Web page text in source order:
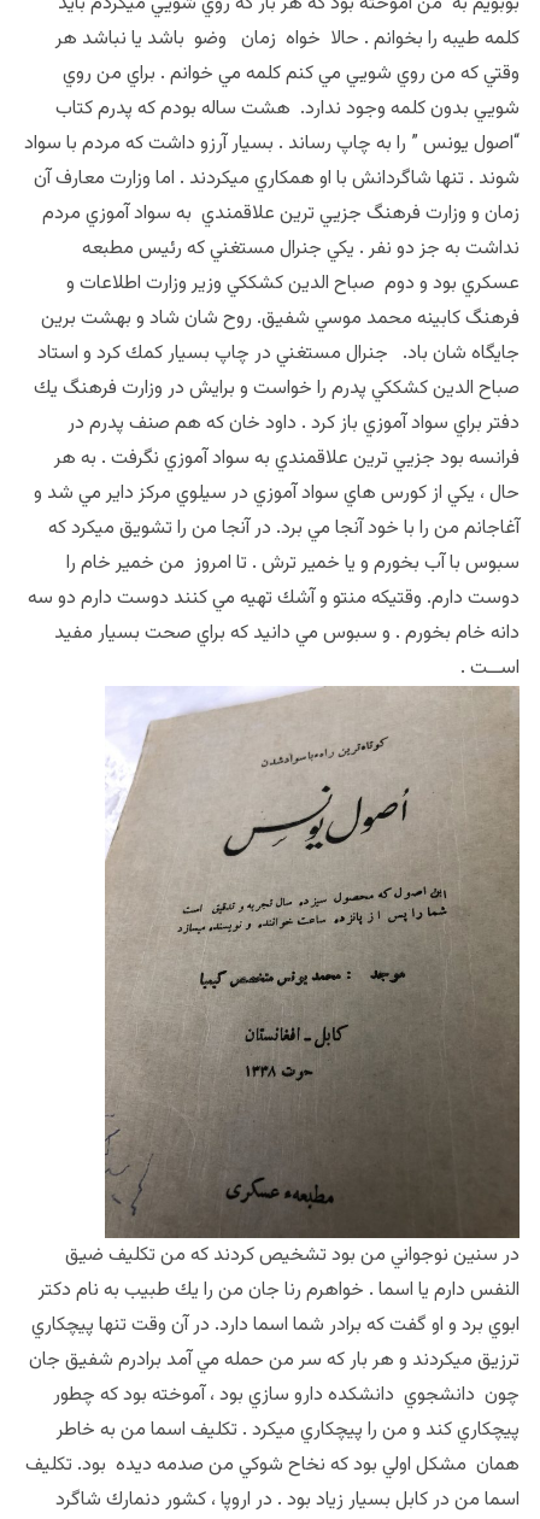
كلمه طيبه را بخوانم . حالا خواه زمان وضو باشد يا نباشد هر
وقتي كه من روي شويي مي كنم كلمه مي خوانم . براي من روي
شويي بدون كلمه وجود ندارد. هشت ساله بودم كه پدرم كتاب
“اصول يونس ” را به چاپ رساند . بسيار آرزو داشت كه مردم با سواد
شوند . تنها شاگردانش با او همكاري ميكردند . اما وزارت معارف آن
زمان و وزارت فرهنگ جزيي ترين علاقمندي به سواد آموزي مردم
نداشت به جز دو نفر . يكي جنرال مستغني كه رئيس مطبعه
عسكري بود و دوم صباح الدين كشككي وزير وزارت اطلاعات و
فرهنگ كابينه محمد موسي شفيق. روح شان شاد و بهشت برين
جايگاه شان باد. جنرال مستغني در چاپ بسيار كمك كرد و استاد
صباح الدين كشككي پدرم را خواست و برايش در وزارت فرهنگ يك
دفتر براي سواد آموزي باز كرد . داود خان كه هم صنف پدرم در
فرانسه بود جزيي ترين علاقمندي به سواد آموزي نگرفت . به هر
حال ، يكي از كورس هاي سواد آموزي در سيلوي مركز داير مي شد و
آغاجانم من را با خود آنجا مي برد. در آنجا من را تشويق ميكرد كه
سبوس با آب بخورم و يا خمير ترش . تا امروز من خمير خام را
دوست دارم. وقتيكه منتو و آشك تهيه مي كنند دوست دارم دو سه
دانه خام بخورم . و سبوس مي دانيد كه براي صحت بسيار مفيد
اســت .
در سنين نوجواني من بود تشخيص كردند كه من تكليف ضيق
النفس دارم يا اسما . خواهرم رنا جان من را يك طبيب به نام دكتر
ابوي برد و او گفت كه برادر شما اسما دارد. در آن وقت تنها پيچكاري
ترزيق ميكردند و هر بار كه سر من حمله مي آمد برادرم شفيق جان
چون دانشجوي دانشكده دارو سازي بود ، آموخته بود كه چطور
پيچكاري كند و من را پيچكاري ميكرد . تكليف اسما من به خاطر
همان مشكل اولي بود كه نخاح شوكي من صدمه ديده بود. تكليف
اسما من در كابل بسيار زياد بود . در اروپا ، كشور دنمارك شاگرد